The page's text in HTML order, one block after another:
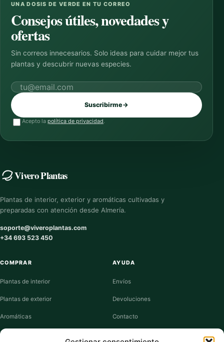
UNA DOSIS DE VERDE EN TU CORREO
Consejos útiles, novedades y
ofertas
Sin correos innecesarios. Solo ideas para cuidar mejor tus
plantas y descubrir nuevas especies.
Correo electrónico
Suscribirme→
Acepto la política de privacidad.
Vivero Plantas
Plantas de interior, exterior y aromáticas cultivadas y
preparadas con atención desde Almería.
soporte@viveroplantas.com
+34 693 523 450
COMPRAR
Plantas de interior
Plantas de exterior
Aromáticas
Suculentas
AYUDA
Envíos
Devoluciones
Contacto